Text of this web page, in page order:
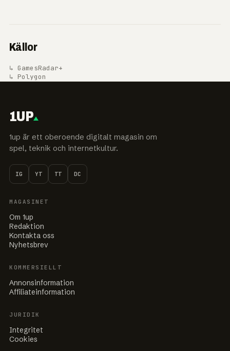
Källor
↳ GamesRadar+
↳ Polygon
1UP
1up är ett oberoende digitalt magasin om
spel, teknik och internetkultur.
IG YT TT DC
MAGASINET
Om 1up
Redaktion
Kontakta oss
Nyhetsbrev
KOMMERSIELLT
Annonsinformation
Affiliateinformation
JURIDIK
Integritet
Cookies